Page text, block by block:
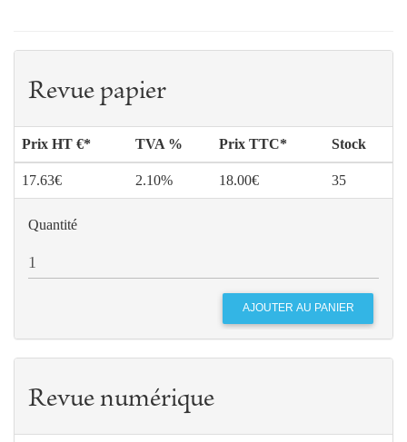
Revue papier
Prix HT €* TVA % Prix TTC* Stock
17.63€ 2.10% 18.00€ 35
Quantité
Revue numérique